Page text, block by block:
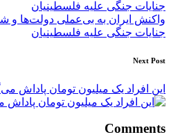
واکنش ایران به بی‌عملی دولت‌ها و
جنایات جنگی علیه فلسطینیان
Next Post
این افراد یک میلیون تومان پاداش
Comments